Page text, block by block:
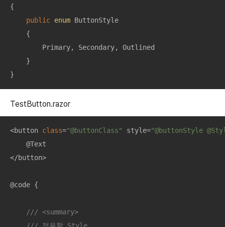
{
public enum ButtonStyle
    {
        Primary, Secondary, Outlined
    }
}
TestButton.razor
<button class="@buttonClass" style="@buttonStyle
    @Text
</button>
@code {
/// <summary>